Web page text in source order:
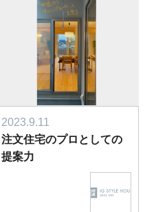
2023.9.11
注文住宅のプロとしての
提案力